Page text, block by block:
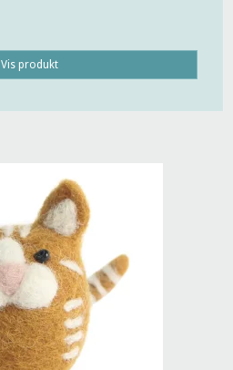
Vis produkt